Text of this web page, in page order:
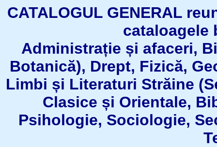
CATALOGUL GENERAL
Administrație și afaceri,
Botanică), Drept, Fizică,
Limbi și Literaturi Străine
Clasice și Orientale,
Psihologie, Sociologie,